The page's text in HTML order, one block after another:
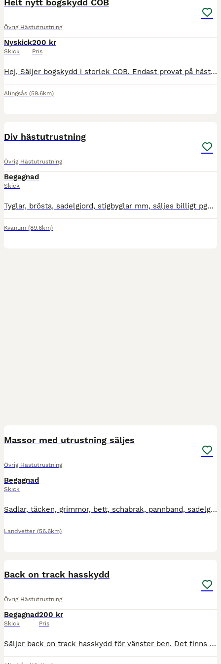
Helt nytt bogskydd COB
Övrig Hästutrustning
Nyskick
Skick
200 kr
Pris
Hej, Säljer bogskydd i storlek COB. Endast provat på hästen, men var fel storlek. Prislappen sitter kvar. Skickas mot fraktkostnad eller hämtas i Alingsås, Vårgårda eller Göteborg.
Alingsås (59.6km)
Div hästutrustning
Övrig Hästutrustning
Begagnad
Skick
Tyglar, brösta, sadelgjord, stigbyglar mm, säljes billigt pga av att de inte används. Ska det skickas betalar köparen frakt.
Kvänum (89.6km)
Massor med utrustning säljes
Övrig Hästutrustning
Begagnad
Skick
Sadlar, täcken, grimmor, bett, schabrak, pannband, sadelgjordar, träns, tyglar, täckeshängare mm För pris och skick , bilder eller övriga frågor hör av dig. Köpare står för den ev. frakten.
Landvetter (56.6km)
Back on track hasskydd
Övrig Hästutrustning
Begagnad
Skick
200 kr
Pris
Säljer back on track hasskydd för vänster ben. Det finns slitage från kardborren men inget som påverkar funktionen.